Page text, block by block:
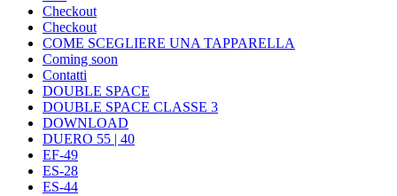
Checkout
Checkout
COME SCEGLIERE UNA TAPPARELLA
Coming soon
Contatti
DOUBLE SPACE
DOUBLE SPACE CLASSE 3
DOWNLOAD
DUERO 55 | 40
EF-49
ES-28
ES-44